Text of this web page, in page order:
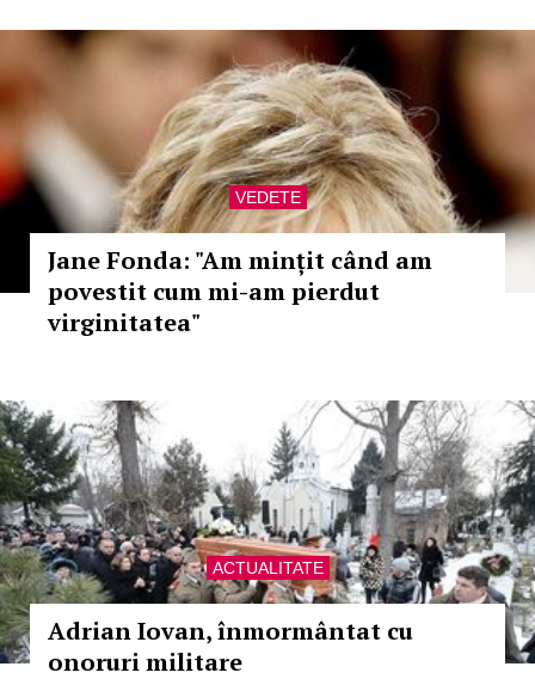
VEDETE
Jane Fonda: "Am mințit când am
povestit cum mi-am pierdut
virginitatea"
ACTUALITATE
Adrian Iovan, înmormântat cu
onoruri militare